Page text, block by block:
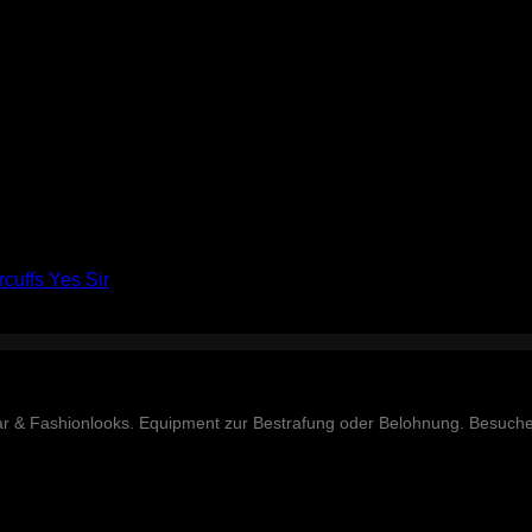
Yes Sir
& Fashionlooks. Equipment zur Bestrafung oder Belohnung.